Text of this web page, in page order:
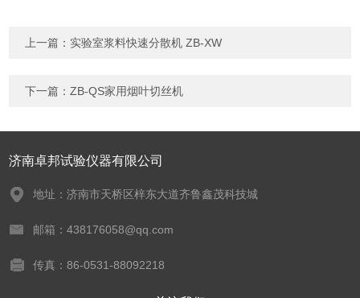
上一篇： 实验室浆料快速分散机 ZB-XW
下一篇：ZB-QS家用烟叶切丝机
济南卓邦试验仪器有限公司
地址：济南市天桥区梓东大道齐鲁鑫茂科技城
邮箱：438176058@qq.com
传真：86-0531-88092218